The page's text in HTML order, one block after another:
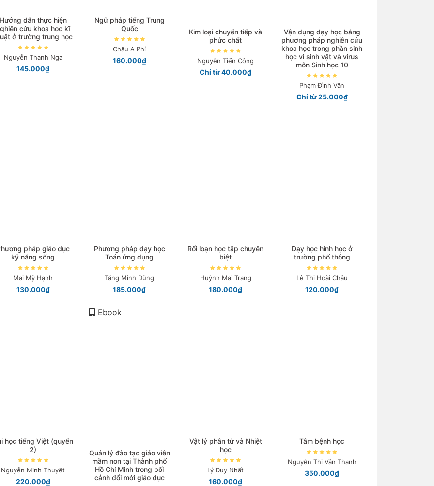
dẫn thực hiện
cứu khoa học kĩ
ở trường trung học
Nguyễn Thanh Nga
145.000₫
Ngữ pháp tiếng Trung
Quốc
Châu A Phí
160.000₫
Kim loại chuyển tiếp và
phức chất
Nguyễn Tiến Công
Chỉ từ 40.000₫
Vận dụng dạy học bằng
phương pháp nghiên cứu
khoa học trong phần sinh
học vi sinh vật và virus
môn Sinh học 10
Phạm Đình Văn
Chỉ từ 25.000₫
pháp giáo dục
kỹ năng sống
Mai Mỹ Hạnh
130.000₫
Phương pháp dạy học
Toán ứng dụng
Tăng Minh Dũng
185.000₫
Rối loạn học tập chuyên
biệt
Huỳnh Mai Trang
180.000₫
Dạy học hình học ở
trường phổ thông
Lê Thị Hoài Châu
120.000₫
học tiếng Việt (quyển
2)
Nguyễn Minh Thuyết
220.000₫
Ebook
Quản lý đào tạo giáo viên
mầm non tại Thành phố
Hồ Chí Minh trong bối
cảnh đổi mới giáo dục
Vật lý phân tử và Nhiệt
học
Lý Duy Nhất
160.000₫
Tâm bệnh học
Nguyễn Thị Vân Thanh
350.000₫